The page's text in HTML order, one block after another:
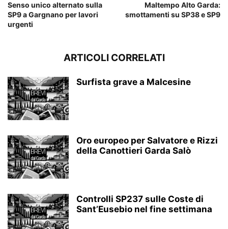
Senso unico alternato sulla
SP9 a Gargnano per lavori
urgenti
Maltempo Alto Garda:
smottamenti su SP38 e SP9
ARTICOLI CORRELATI
Surfista grave a Malcesine
Oro europeo per Salvatore e Rizzi
della Canottieri Garda Salò
Controlli SP237 sulle Coste di
Sant’Eusebio nel fine settimana